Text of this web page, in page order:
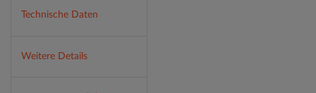
Technische Daten
Weitere Details